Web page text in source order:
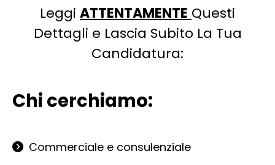
Leggi ATTENTAMENTE Questi
Dettagli e Lascia Subito La Tua
Candidatura:
Chi cerchiamo:
Commerciale e consulenziale